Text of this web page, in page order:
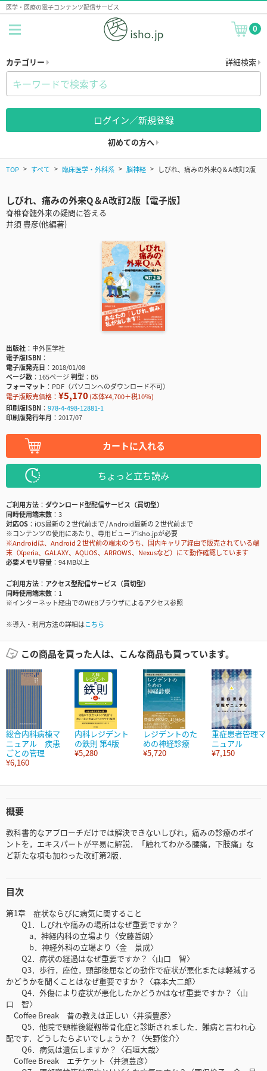
医学・医療の電子コンテンツ配信サービス
0
カテゴリー 詳細検索
ログイン／新規登録
初めての方へ
TOP すべて 臨床医学・外科系 脳神経 しびれ、痛みの外来Q＆A改訂2版
しびれ、痛みの外来Q＆A改訂2版【電子版】
脊椎脊髄外来の疑問に答える
井須 豊彦(他編著)
出版社
中外医学社
電子版ISBN
電子版発売日
2018/01/08
ページ数
165ページ判型
B5
フォーマット
PDF（パソコンへのダウンロード不可）
電子版販売価格： ¥5,170(本体¥4,700＋税10％)
印刷版ISBN
978-4-498-12881-1
印刷版発行年月
2017/07
カートに入れる
ちょっと立ち読み
ご利用方法
ダウンロード型配信サービス（買切型）
同時使用端末数
3
対応OS
iOS最新の２世代前まで / Android最新の２世代前まで
※コンテンツの使用にあたり、専用ビューアisho.jpが必要
※Androidは、Android２世代前の端末のうち、国内キャリア経由で販売されている端
末（Xperia、GALAXY、AQUOS、ARROWS、Nexusなど）にて動作確認しています
必要メモリ容量
94 MB以上
ご利用方法
アクセス型配信サービス（買切型）
同時使用端末数
1
※インターネット経由でのWEBブラウザによるアクセス参照
※導入・利用方法の詳細はこちら
この商品を買った人は、こんな商品も買っています。
総合内科病棟マ
ニュアル 疾患
ごとの管理
¥6,160
内科レジデント
の鉄則 第4版
¥5,280
レジデントのた
めの神経診療
¥5,720
重症患者管理マ
ニュアル
¥7,150
概要
教科書的なアプローチだけでは解決できないしびれ，痛みの診療のポイ
ントを，エキスパートが平易に解説．「触れてわかる腰痛，下肢痛」な
ど新たな項も加わった改訂第2版．
目次
第1章 症状ならびに病気に関すること
Q1．しびれや痛みの場所はなぜ重要ですか？
a．神経内科の立場より〈安藤哲朗〉
b．神経外科の立場より〈金 景成〉
Q2．病状の経過はなぜ重要ですか？〈山口 智〉
Q3．歩行，座位，頸部後屈などの動作で症状が悪化または軽減する
かどうかを聞くことはなぜ重要ですか？〈森本大二郎〉
Q4．外傷により症状が悪化したかどうかはなぜ重要ですか？〈山
口 智〉
Coffee Break 昔の教えは正しい〈井須豊彦〉
Q5．他院で頸椎後縦靱帯骨化症と診断されました．難病と言われ心
配です．どうしたらよいでしょうか？〈矢野俊介〉
Q6．病気は遺伝しますか？〈石垣大哉〉
Coffee Break エチケット〈井須豊彦〉